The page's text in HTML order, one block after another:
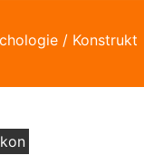
/ Konstrukt